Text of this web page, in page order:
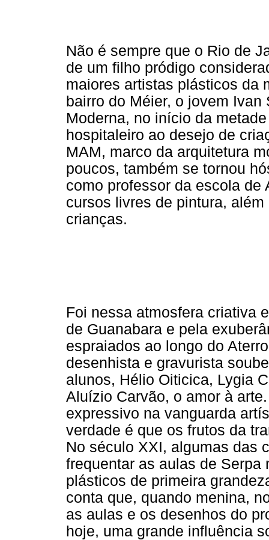
Não é sempre que o Rio de
de um filho pródigo
maiores artistas plásticos da
bairro do Méier, o jovem
Moderna, no início da
hospitaleiro ao desejo de
MAM, marco da arquitetura
poucos, também se tornou
como professor da escola
cursos livres de pintura,
crianças.
Foi nessa atmosfera criativa
de Guanabara e pela
espraiados ao longo do
desenhista e gravurista
alunos, Hélio Oiticica, Lygia
Aluízio Carvão, o amor à
expressivo na vanguarda
verdade é que os frutos da
No século XXI, algumas das
frequentar as aulas de Serpa
plásticos de primeira
conta que, quando menina,
as aulas e os desenhos do
hoje, uma grande influência